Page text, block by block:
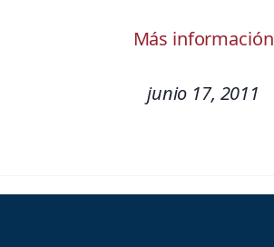
Más información
junio 17, 2011